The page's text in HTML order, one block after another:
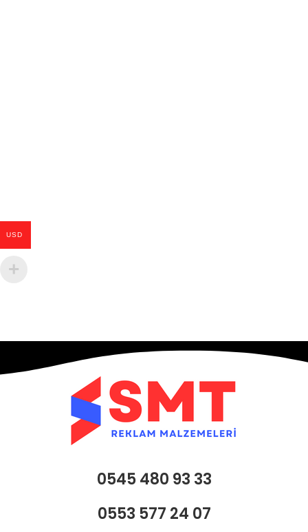
0545 480 93 33
0553 577 24 07
USD